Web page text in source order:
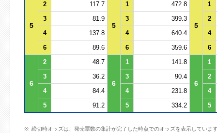
5
2 117.7
5
1 472.8
5
1
3
81.9 3 399.3
2
4
137.8 4 640.4
4
6
89.6 6 359.6 6
6
2 48.7
6
1 141.8
6
1
3
36.2 3 90.4
2
4
84.4 4 231.8
4
5
91.2 5 334.2 5
締切時オッズは、発売票数の集計が完了した時点でのオッズを表示していま